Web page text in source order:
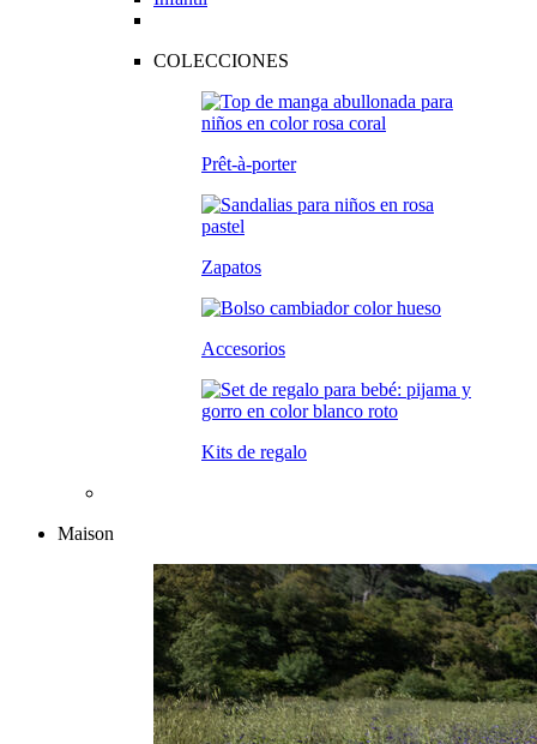
COLECCIONES
Prêt-à-porter
Zapatos
Accesorios
Kits de regalo
Maison